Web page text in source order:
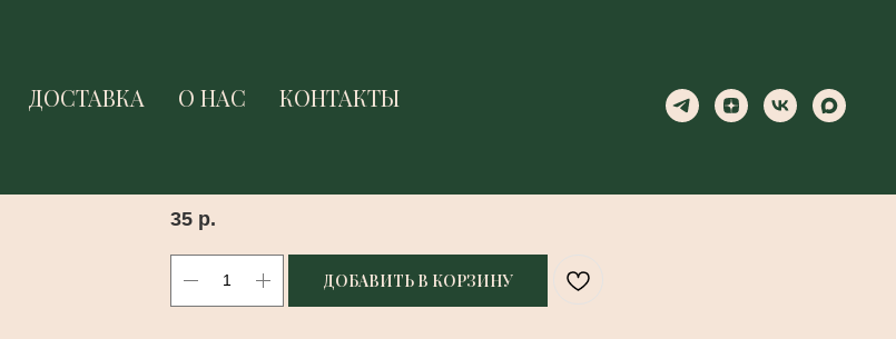
ДОСТАВКА О НАС КОНТАКТЫ
35 р.
ДОБАВИТЬ В КОРЗИНУ
ДОСТАВКА О НАС КОНТАКТЫ